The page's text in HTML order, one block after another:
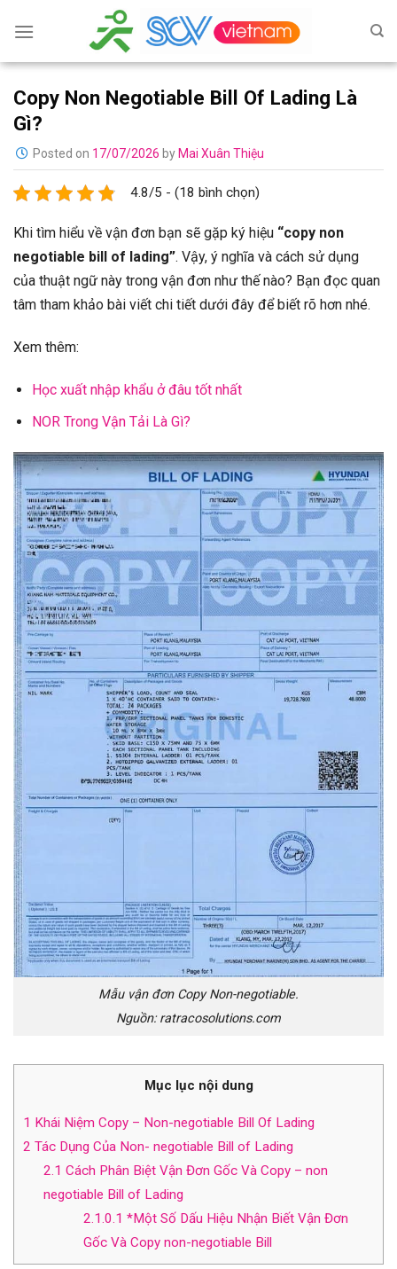
content
Copy Non Negotiable Bill Of Lading Là
Gì?
Posted on 17/07/2026 by Mai Xuân Thiệu
4.8/5 - (18 bình chọn)
Khi tìm hiểu về vận đơn bạn sẽ gặp ký hiệu “copy non
negotiable bill of lading”. Vậy, ý nghĩa và cách sử dụng
của thuật ngữ này trong vận đơn như thế nào? Bạn đọc quan
tâm tham khảo bài viết chi tiết dưới đây để biết rõ hơn nhé.
Xem thêm:
Học xuất nhập khẩu ở đâu tốt nhất
NOR Trong Vận Tải Là Gì?
Mẫu vận đơn Copy Non-negotiable.
Nguồn: ratracosolutions.com
Mục lục nội dung
1 Khái Niệm Copy – Non-negotiable Bill Of Lading
2 Tác Dụng Của Non- negotiable Bill of Lading
2.1 Cách Phân Biệt Vận Đơn Gốc Và Copy – non
negotiable Bill of Lading
2.1.0.1 *Một Số Dấu Hiệu Nhận Biết Vận Đơn
Gốc Và Copy non-negotiable Bill